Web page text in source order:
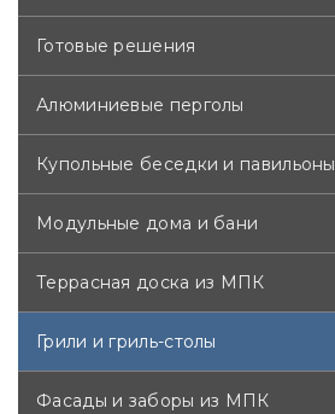
Готовые решения
Алюминиевые перголы
Купольные беседки и павильоны
Модульные дома и бани
Террасная доска из МПК
Грили и гриль-столы
Фасады и заборы из МПК